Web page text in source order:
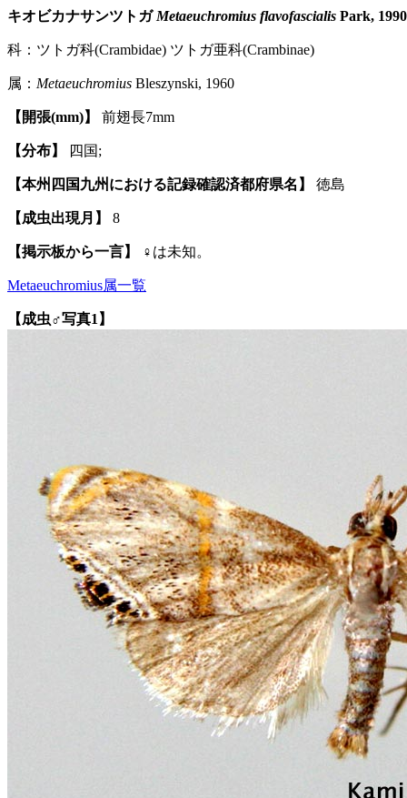
キオビカナサンツトガ Metaeuchromius flavofascialis Park, 1990
科：ツトガ科(Crambidae) ツトガ亜科(Crambinae)
属： Metaeuchromius Bleszynski, 1960
【開張(mm)】 前翅長7mm
【分布】 四国;
【本州四国九州における記録確認済都府県名】 徳島
【成虫出現月】 8
【掲示板から一言】 ♀は未知。
Metaeuchromius属一覧
【成虫♂写真1】